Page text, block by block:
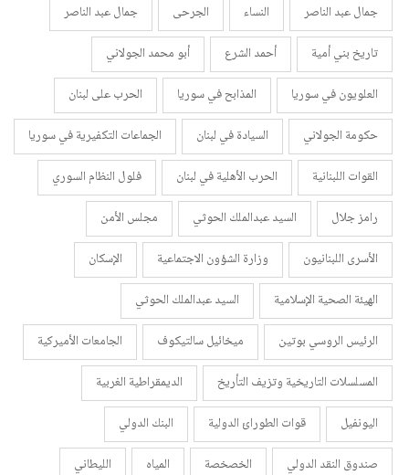
جمال عبد الناصر
النساء الجرحى
جمال عبد الناصر
تاريخ بني أمية
أحمد الشرع
أبو محمد الجولاني
العلويون في سوريا
المذابح في سوريا
الحرب على لبنان
حكومة الجولاني
السيادة في لبنان
الجماعات التكفيرية في سوريا
القوات اللبنانية
الحرب الأهلية في لبنان
فلول النظام السوري
رامز جلال
السيد عبدالملك الحوثي
مجلس الأمن
الأسرى اللبنانيون
وزارة الشؤون الاجتماعية
الإسكان
الهيئة الصحية الإسلامية
السيد عبدالملك الحوثي
الرئيس الروسي بوتين
ميخائيل سالتيكوف
الجامعات الأميركية
المسلسلات التاريخية وتزيف التأريخ
الديمقراطية الغربية
اليونفيل
قوات الطورائ الدولية
البنك الدولي
صندوق النقد الدولي
الخصخصة المياه الليطاني